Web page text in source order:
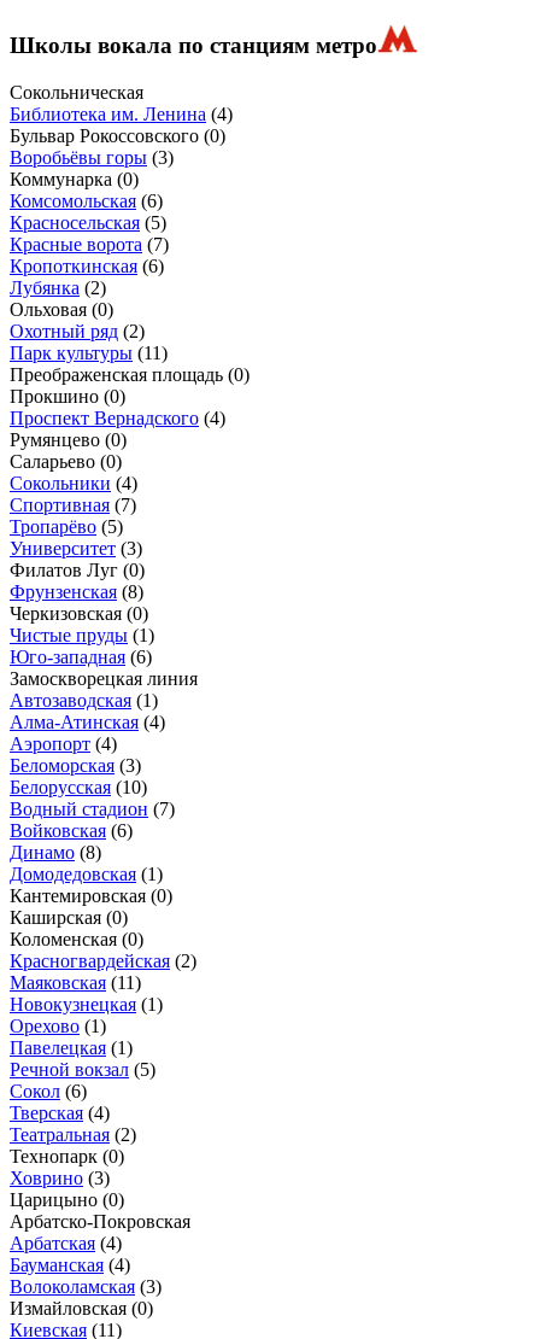
Школы вокала по станциям метро
Сокольническая
Библиотека им. Ленина (4)
Бульвар Рокоссовского (0)
Воробьёвы горы (3)
Коммунарка (0)
Комсомольская (6)
Красносельская (5)
Красные ворота (7)
Кропоткинская (6)
Лубянка (2)
Ольховая (0)
Охотный ряд (2)
Парк культуры (11)
Преображенская площадь (0)
Прокшино (0)
Проспект Вернадского (4)
Румянцево (0)
Саларьево (0)
Сокольники (4)
Спортивная (7)
Тропарёво (5)
Университет (3)
Филатов Луг (0)
Фрунзенская (8)
Черкизовская (0)
Чистые пруды (1)
Юго-западная (6)
Замоскворецкая линия
Автозаводская (1)
Алма-Атинская (4)
Аэропорт (4)
Беломорская (3)
Белорусская (10)
Водный стадион (7)
Войковская (6)
Динамо (8)
Домодедовская (1)
Кантемировская (0)
Каширская (0)
Коломенская (0)
Красногвардейская (2)
Маяковская (11)
Новокузнецкая (1)
Орехово (1)
Павелецкая (1)
Речной вокзал (5)
Сокол (6)
Тверская (4)
Театральная (2)
Технопарк (0)
Ховрино (3)
Царицыно (0)
Арбатско-Покровская
Арбатская (4)
Бауманская (4)
Волоколамская (3)
Измайловская (0)
Киевская (11)